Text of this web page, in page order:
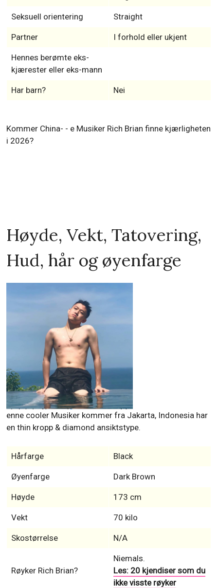
Seksuell orientering Straight
Partner I forhold eller ukjent
Hennes berømte eks-
kjærester eller eks-mann
Har barn? Nei
Kommer China- - e Musiker Rich Brian finne kjærligheten
i 2026?
Høyde, Vekt, Tatovering,
Hud, hår og øyenfarge
enne cooler Musiker kommer fra Jakarta, Indonesia har
en thin kropp & diamond ansiktstype.
Hårfarge Black
Øyenfarge Dark Brown
Høyde 173 cm
Vekt 70 kilo
Skostørrelse N/A
Røyker Rich Brian?
Niemals.
Les: 20 kjendiser som du
ikke visste røyker